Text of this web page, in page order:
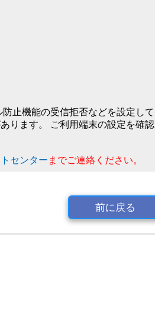
止機能の受信拒否などを設定して
ります。 ご利用端末の設定を確認
センター までご連絡ください。
前に戻る